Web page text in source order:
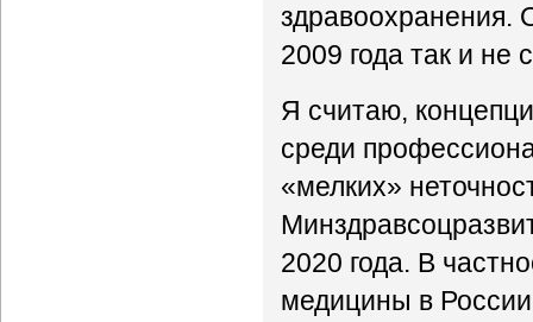
здравоохранения.
2009 года так и не
Я считаю,
среди
«мелких»
2020 года. В
медицины в